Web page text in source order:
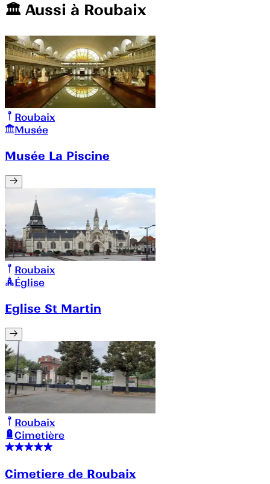
🏛️️ Aussi à Roubaix
Roubaix
Musée
Musée La Piscine
Roubaix
Église
Eglise St Martin
Roubaix
Cimetière
Cimetiere de Roubaix